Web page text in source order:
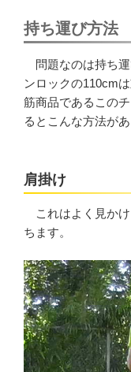
持ち運び方法
問題なのは持ち運
ンロックの110cm
筋商品であるこの
るとこんな方法があ
肩掛け
これはよく見かけ
ちます。